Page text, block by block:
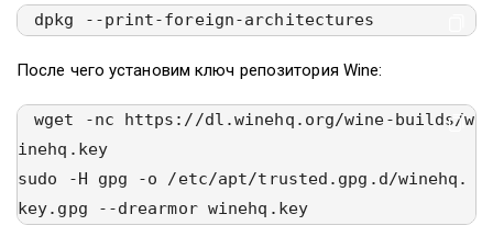
dpkg --print-foreign-architectures
После чего установим ключ репозитория Wine:
wget -nc https://dl.winehq.org/wine-builds/w
inehq.key
sudo -H gpg -o /etc/apt/trusted.gpg.d/winehq.
key.gpg --drearmor winehq.key